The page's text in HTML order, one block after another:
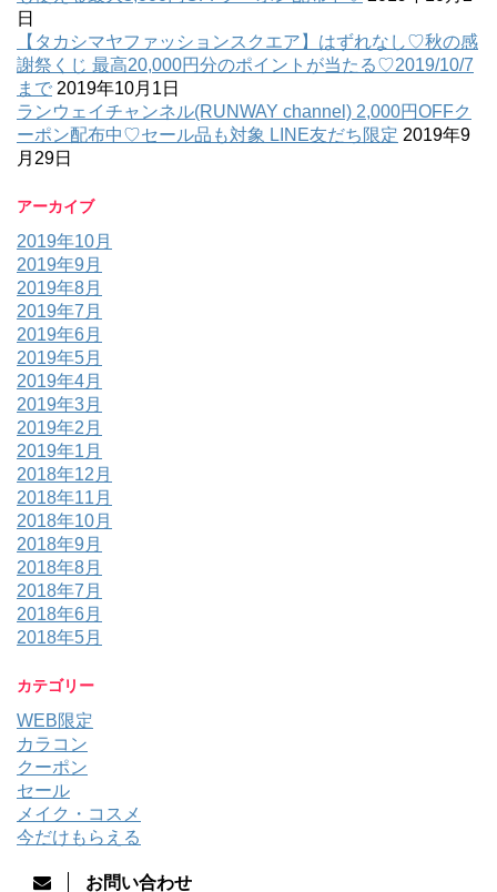
日
【タカシマヤファッションスクエア】はずれなし♡秋の感
謝祭くじ 最高20,000円分のポイントが当たる♡2019/10/7
まで 2019年10月1日
ランウェイチャンネル(RUNWAY channel) 2,000円OFFク
ーポン配布中♡セール品も対象 LINE友だち限定 2019年9
月29日
アーカイブ
2019年10月
2019年9月
2019年8月
2019年7月
2019年6月
2019年5月
2019年4月
2019年3月
2019年2月
2019年1月
2018年12月
2018年11月
2018年10月
2018年9月
2018年8月
2018年7月
2018年6月
2018年5月
カテゴリー
WEB限定
カラコン
クーポン
セール
メイク・コスメ
今だけもらえる
お問い合わせ